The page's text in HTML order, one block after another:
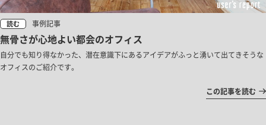
読む 事例記事
無骨さが心地よい都会のオフィス
自分でも知り得なかった、潜在意識下にあるアイデアがふっと湧いて出てきそうな
オフィスのご紹介です。
この記事を読む